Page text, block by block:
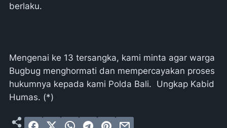
berlaku.
Mengenai ke 13 tersangka, kami minta agar warga
Bugbug menghormati dan mempercayakan proses
hukumnya kepada kami Polda Bali. Ungkap Kabid
Humas. (*)